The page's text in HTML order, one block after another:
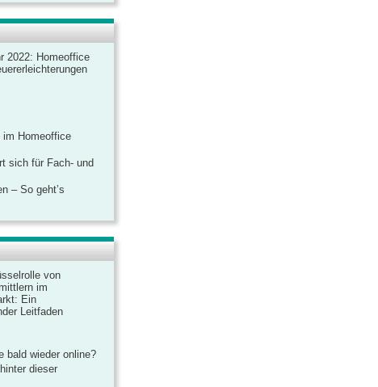
2022: Homeoffice
im Homeoffice
sich für Fach- und
– So geht’s
von
im
Ein
Leitfaden
bald wieder online?
dieser